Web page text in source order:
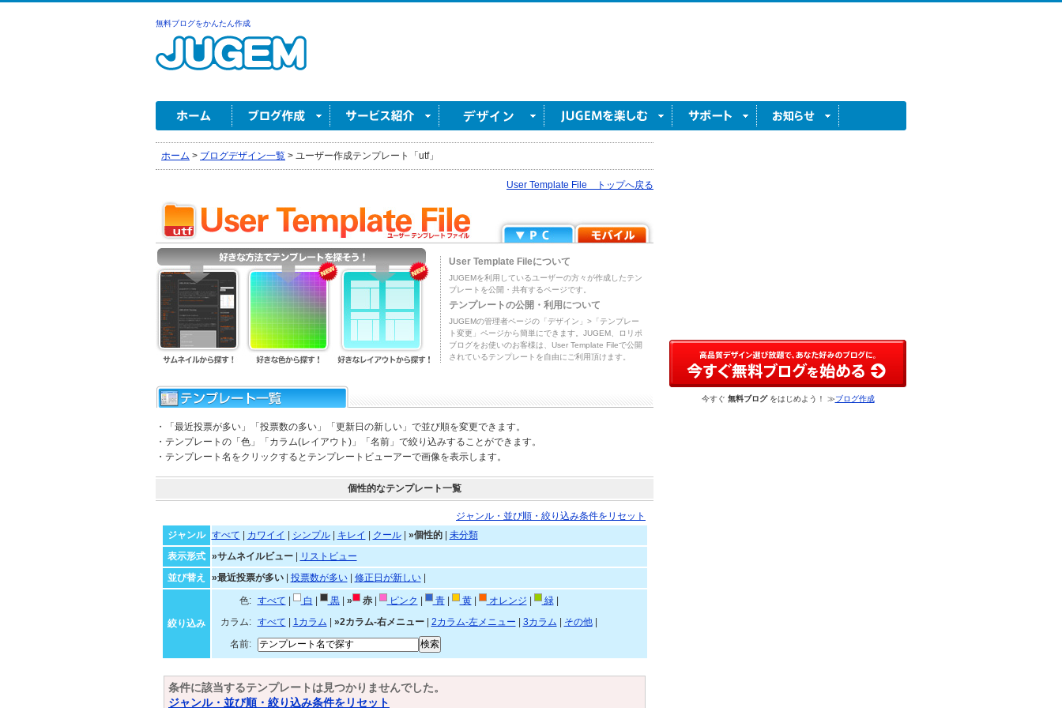
無料ブログをかんたん作成
ホーム > ブログデザイン一覧 > ユーザー作成テンプレート「utf」
User Template File トップへ戻る
User Template Fileについて
JUGEMを利用しているユーザーの方々が作成したテン
プレートを公開・共有するページです。
テンプレートの公開・利用について
JUGEMの管理者ページの「デザイン」>「テンプレー
ト変更」ページから簡単にできます。JUGEM、ロリポ
ブログをお使いのお客様は、User Template Fileで公開
されているテンプレートを自由にご利用頂けます。
・「最近投票が多い」「投票数の多い」「更新日の新しい」で並び順を変更できます。
・テンプレートの「色」「カラム(レイアウト)」「名前」で絞り込みすることができます。
・テンプレート名をクリックするとテンプレートビューアーで画像を表示します。
個性的なテンプレート一覧
ジャンル・並び順・絞り込み条件をリセット
ジャンル
すべて カワイイ シンプル| キレイ クール| »個性的| 未分類
表示形式
»サムネイルビュー|
リストビュー
並び替え
»最近投票が多い| 投票数が多い| 修正日が新しい|
絞り込み
色: すべて 白 黒| » 赤| ピンク 青| 黄| オレンジ 緑|
カラム:
すべて 1カラム »2カラム-右メニュー| 2カラム-左メニュー 3カラム その他|
名前:
条件に該当するテンプレートは見つかりませんでした。
ジャンル・並び順・絞り込み条件をリセット
今すぐ 無料ブログをはじめよう！ ≫ブログ作成